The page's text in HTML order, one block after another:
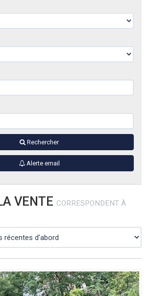
Rechercher
Alerte email
VENTE CORRESPONDENT À